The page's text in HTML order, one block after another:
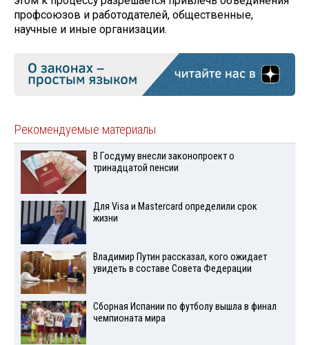
профсоюзов и работодателей, общественные,
научные и иные организации.
Рекомендуемые материалы
В Госдуму внесли законопроект о
тринадцатой пенсии
Для Visа и Mastercard определили срок
жизни
Владимир Путин рассказал, кого ожидает
увидеть в составе Совета Федерации
Сборная Испании по футболу вышла в финал
чемпионата мира